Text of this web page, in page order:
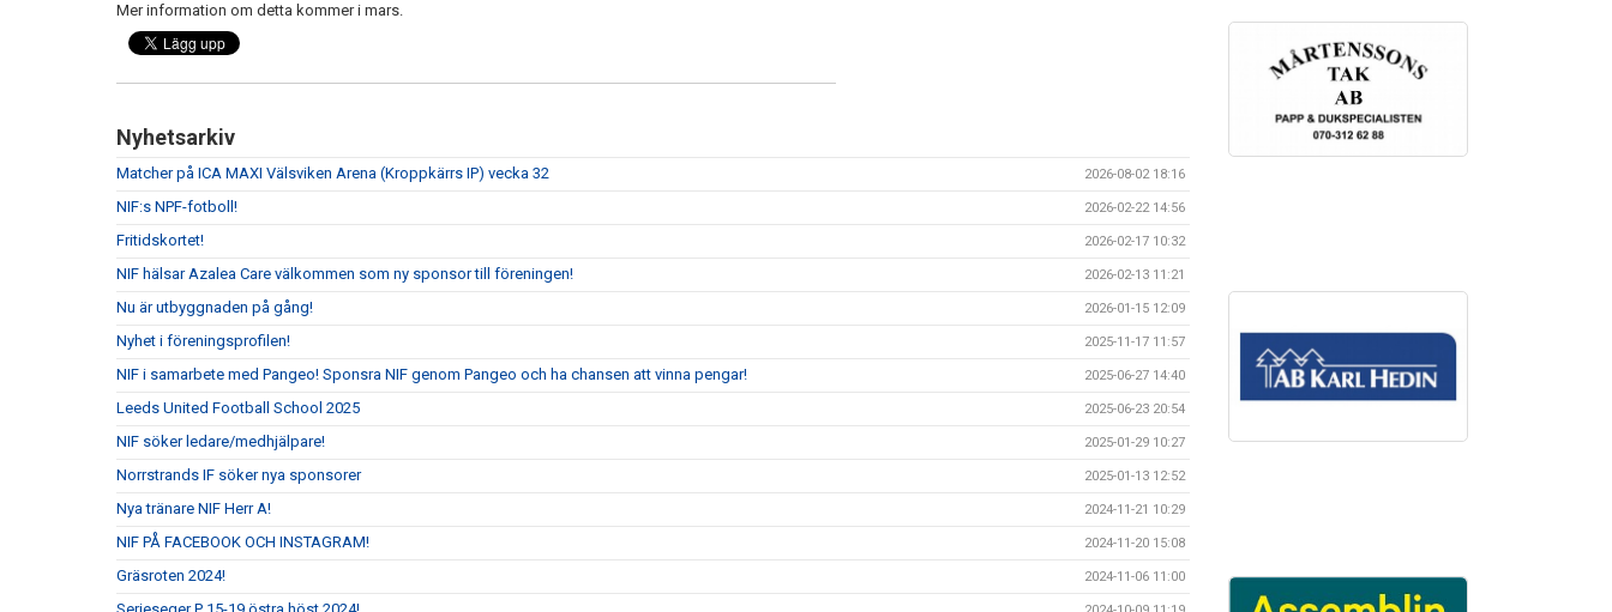
Mer information om detta kommer i mars.
Nyhetsarkiv
Matcher på ICA MAXI Välsviken Arena (Kroppkärrs IP) vecka 32 2026-08-02 18:16
NIF:s NPF-fotboll! 2026-02-22 14:56
Fritidskortet! 2026-02-17 10:32
NIF hälsar Azalea Care välkommen som ny sponsor till föreningen! 2026-02-13 11:21
Nu är utbyggnaden på gång! 2026-01-15 12:09
Nyhet i föreningsprofilen! 2025-11-17 11:57
NIF i samarbete med Pangeo! Sponsra NIF genom Pangeo och ha chansen att vinna pengar! 2025-06-27 14:40
Leeds United Football School 2025 2025-06-23 20:54
NIF söker ledare/medhjälpare! 2025-01-29 10:27
Norrstrands IF söker nya sponsorer 2025-01-13 12:52
Nya tränare NIF Herr A! 2024-11-21 10:29
NIF PÅ FACEBOOK OCH INSTAGRAM! 2024-11-20 15:08
Gräsroten 2024! 2024-11-06 11:00